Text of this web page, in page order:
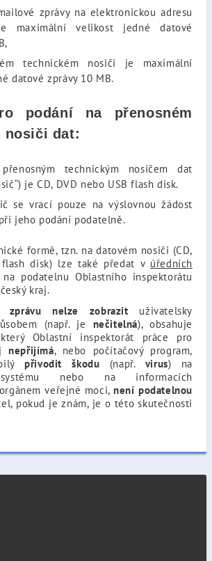
zprávy na elektronickou adresu
maximální velikost jedné datové
technickém nosiči je maximální
datové zprávy 10 MB.
podání na přenosném
nosiči dat:
přenosným technickým nosičem dat
je CD, DVD nebo USB flash disk.
se vrací pouze na výslovnou žádost
jeho podání podatelně.
formě, tzn. na datovém nosiči (CD,
flash disk) lze také předat v úředních
podatelnu Oblastního inspektorátu
kraj.
zprávu nelze zobrazit uživatelsky
(např. je nečitelná), obsahuje
Oblastní inspektorát práce pro
nepřijímá, nebo počítačový program,
přivodit škodu (např. virus) na
nebo na informacích
veřejné moci,není podatelnou
pokud je znám, je o této skutečnosti